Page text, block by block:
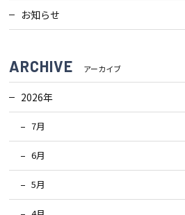
スタッフブログ
ポリシー
サイトマップ
お知らせ
ARCHIVE アーカイブ
2026年
7月
6月
5月